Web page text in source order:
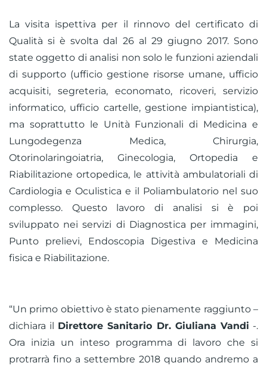
La visita ispettiva per il rinnovo del certificato di
Qualità si è svolta dal 26 al 29 giugno 2017. Sono
state oggetto di analisi non solo le funzioni aziendali
di supporto (ufficio gestione risorse umane, ufficio
acquisiti, segreteria, economato, ricoveri, servizio
informatico, ufficio cartelle, gestione impiantistica),
ma soprattutto le Unità Funzionali di Medicina e
Lungodegenza Medica, Chirurgia,
Otorinolaringoiatria, Ginecologia, Ortopedia e
Riabilitazione ortopedica, le attività ambulatoriali di
Cardiologia e Oculistica e il Poliambulatorio nel suo
complesso. Questo lavoro di analisi si è poi
sviluppato nei servizi di Diagnostica per immagini,
Punto prelievi, Endoscopia Digestiva e Medicina
fisica e Riabilitazione.
“Un primo obiettivo è stato pienamente raggiunto –
dichiara il Direttore Sanitario Dr. Giuliana Vandi -.
Ora inizia un inteso programma di lavoro che si
protrarrà fino a settembre 2018 quando andremo a